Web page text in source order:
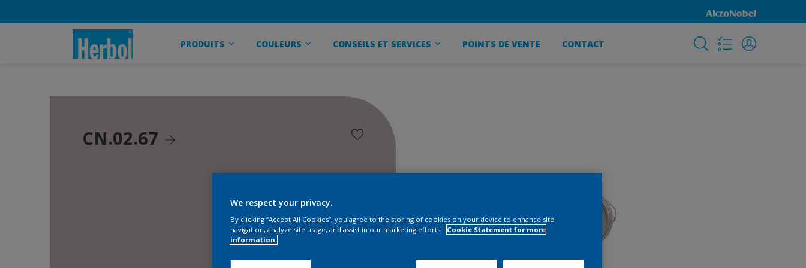
PRODUITS COULEURS CONSEILS ET SERVICES POINTS DE VENTE CONTACT
CN.02.67
We respect your privacy.
By clicking “Accept All Cookies”, you agree to the storing of cookies on your device to enhance site
navigation, analyze site usage, and assist in our marketing efforts.
Cookie Statement for more
information.